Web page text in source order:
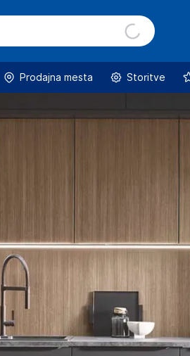
Prodajna mesta Storitve